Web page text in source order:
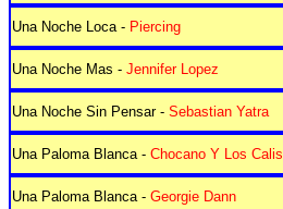
Una Noche Loca - Piercing
Una Noche Mas - Jennifer Lopez
Una Noche Sin Pensar - Sebastian Yatra
Una Paloma Blanca - Chocano Y Los Calis
Una Paloma Blanca - Georgie Dann